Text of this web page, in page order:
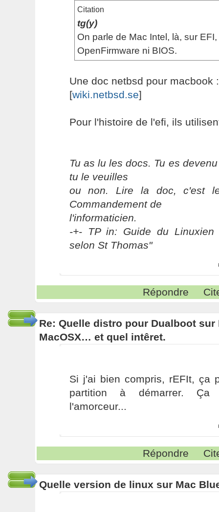
Citation
tg(y)
On parle de Mac Intel, là, sur
OpenFirmware ni BIOS.
Une doc netbsd pour macbook :
[wiki.netbsd.se]
Pour l'histoire de l'efi, ils
Tu as lu les docs. Tu es
tu le veuilles
ou non. Lire la doc, c'est
Commandement de
l'informaticien.
-+- TP in: Guide du Linuxien
selon St Thomas"
Répondre
Re: Quelle distro pour Dualboot sur
MacOSX… et quel intêret.
Si j'ai bien compris, rEFIt, ça
partition à démarrer.
l'amorceur...
Répondre
Quelle version de linux sur Mac